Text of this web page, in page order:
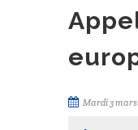
Mardi 3 mars